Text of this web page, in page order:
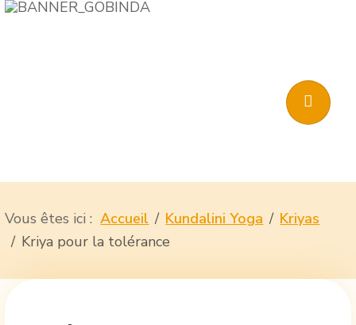
Vous êtes ici :Accueil Kundalini Yoga
Kriyas
Kriya pour la tolérance